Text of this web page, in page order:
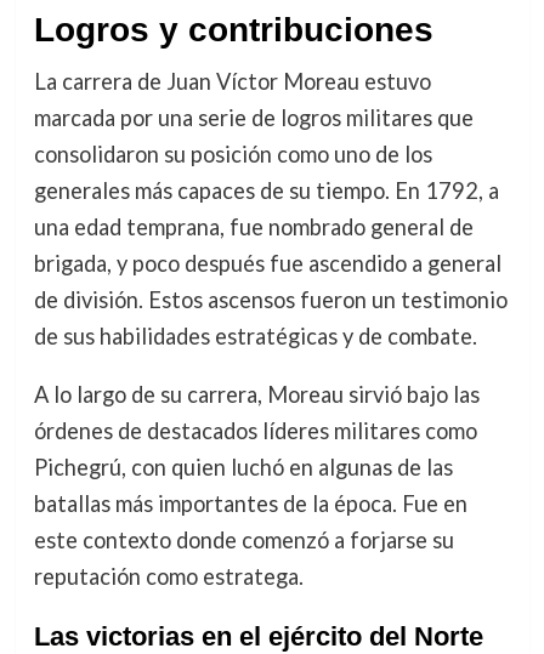
Logros y contribuciones
La carrera de Juan Víctor Moreau estuvo
marcada por una serie de logros militares que
consolidaron su posición como uno de los
generales más capaces de su tiempo. En 1792, a
una edad temprana, fue nombrado general de
brigada, y poco después fue ascendido a general
de división. Estos ascensos fueron un testimonio
de sus habilidades estratégicas y de combate.
A lo largo de su carrera, Moreau sirvió bajo las
órdenes de destacados líderes militares como
Pichegrú, con quien luchó en algunas de las
batallas más importantes de la época. Fue en
este contexto donde comenzó a forjarse su
reputación como estratega.
Las victorias en el ejército del Norte